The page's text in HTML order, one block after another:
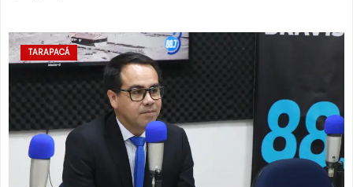
TARAPACÁ